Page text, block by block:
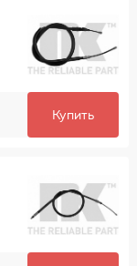
Купить